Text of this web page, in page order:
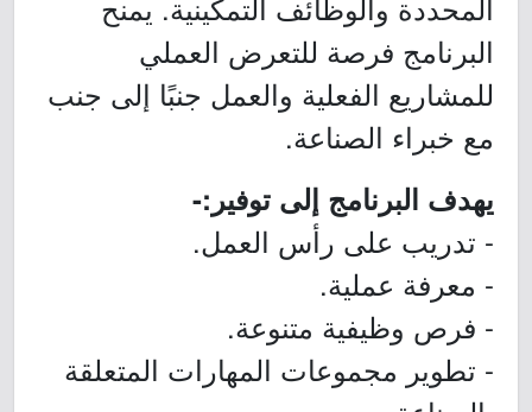
البرنامج فرصة للتعرض العملي
للمشاريع الفعلية والعمل جنبًا إلى جنب
مع خبراء الصناعة.
يهدف البرنامج إلى توفير:-
- تدريب على رأس العمل.
- معرفة عملية.
- فرص وظيفية متنوعة.
- تطوير مجموعات المهارات المتعلقة